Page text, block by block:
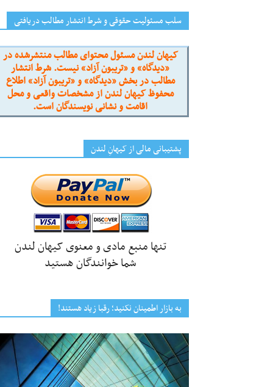
سلب مسئولیت حقوقی و شرط انتشار مطالب دریافتی
کیهان لندن مسئول محتوای مطالب منتشرشده در
«دیدگاه» و «تریبون آزاد» نیست. شرط انتشار
مطالب در بخش «دیدگاه» و «تریبون آزاد» اطلاع
محفوظ کیهان لندن از مشخصات واقعی و محل
اقامت و نشانی نویسندگان است.
پشتیبانی مالی از کیهانِ لندن
تنها منبع مادی و معنوی کیهان لندن
شما خوانندگان هستید
به بازار اطمینان نکنید؛ رقبا زیاد هستند!